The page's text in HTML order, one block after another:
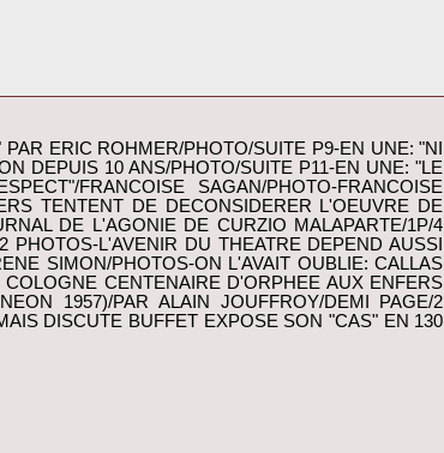
ERIC ROHMER/PHOTO/SUITE P9-EN UNE: "NI
DEPUIS 10 ANS/PHOTO/SUITE P11-EN UNE: "LE
FRANCOISE SAGAN/PHOTO-FRANCOISE
TENTENT DE DECONSIDERER L'OEUVRE DE
DE L'AGONIE DE CURZIO MALAPARTE/1P/4
L'AVENIR DU THEATRE DEPEND AUSSI
SIMON/PHOTOS-ON L'AVAIT OUBLIE: CALLAS
CENTENAIRE D'ORPHEE AUX ENFERS
1957)/PAR ALAIN JOUFFROY/DEMI PAGE/2
DISCUTE BUFFET EXPOSE SON "CAS" EN 130